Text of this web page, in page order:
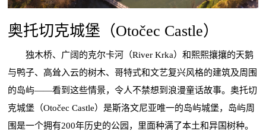
奥托切克城堡（Otočec Castle）
独木桥、广阔的克尔卡河（River Krka）和熙熙攘攘的天鹅
与鸭子、高耸入云的树木、哥特式和文艺复兴风格的建筑及周围
的岛屿——看到这些情景，令人不禁想到浪漫童话故事。奥托切
克城堡（Otočec Castle）是斯洛文尼亚唯一的岛屿城堡，岛屿周
围是一个拥有200年历史的公园，里面种满了本土和异国树种。